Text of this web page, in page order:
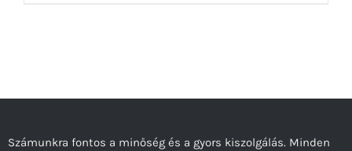
a
Számunkra fontos a minőség és a gyors kiszolgálás. Minden